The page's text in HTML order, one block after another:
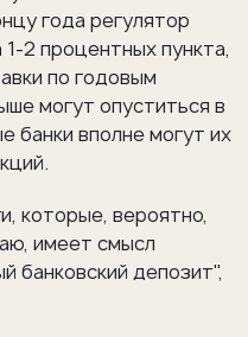
года регулятор
2 процентных пункта,
по годовым
могут опуститься в
банки вполне могут их
которые, вероятно,
имеет смысл
банковский депозит",